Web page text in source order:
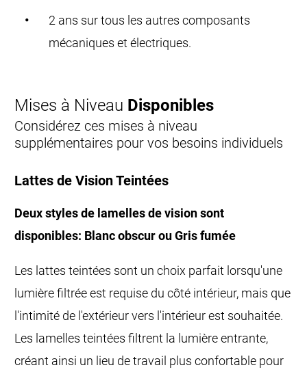
2 ans sur tous les autres composants
mécaniques et électriques.
Mises à Niveau Disponibles
Considérez ces mises à niveau
supplémentaires pour vos besoins individuels
Lattes de Vision Teintées
Deux styles de lamelles de vision sont
disponibles: Blanc obscur ou Gris fumée
Les lattes teintées sont un choix parfait lorsqu'une
lumière filtrée est requise du côté intérieur, mais que
l'intimité de l'extérieur vers l'intérieur est souhaitée.
Les lamelles teintées filtrent la lumière entrante,
créant ainsi un lieu de travail plus confortable pour